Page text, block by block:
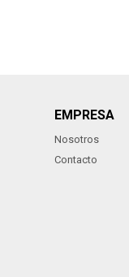
EMPRESA
Nosotros
Contacto